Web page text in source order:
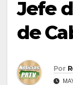
Jefe
de
Por